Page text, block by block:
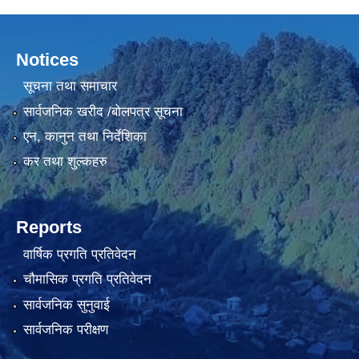
Notices
सूचना तथा समाचार
सार्वजनिक खरीद /बोलपत्र सूचना
एन, कानुन तथा निर्देशिका
कर तथा शुल्कहरु
Reports
वार्षिक प्रगति प्रतिवेदन
चौमासिक प्रगति प्रतिवेदन
सार्वजनिक सुनुवाई
सार्वजनिक परीक्षण